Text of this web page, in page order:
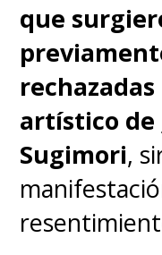
que
artístico de
Sugimori,